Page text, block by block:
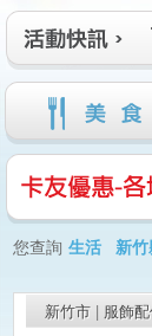
您查詢 生活 新竹
新竹市 | 服飾